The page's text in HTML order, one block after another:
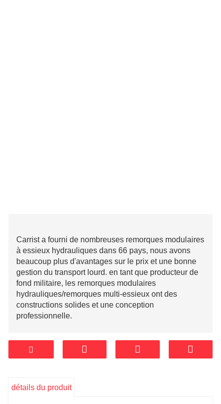
Carrist a fourni de nombreuses remorques modulaires
à essieux hydrauliques dans 66 pays, nous avons
beaucoup plus d'avantages sur le prix et une bonne
gestion du transport lourd. en tant que producteur de
fond militaire, les remorques modulaires
hydrauliques/remorques multi-essieux ont des
constructions solides et une conception
professionnelle.
détails du produit